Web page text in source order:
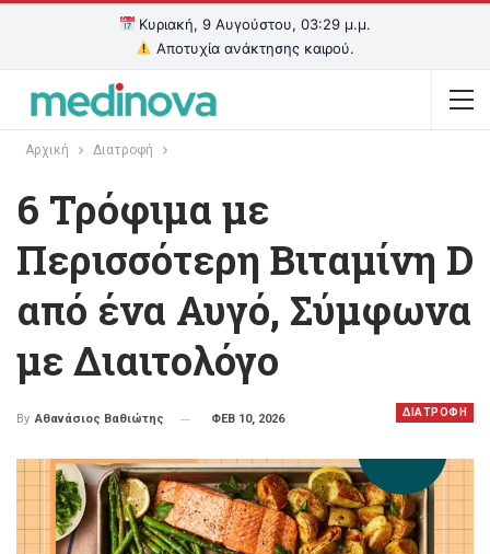
Κυριακή, 9 Αυγούστου, 03:29 μ.μ.
Αποτυχία ανάκτησης καιρού.
Αρχική Διατροφή
6 Τρόφιμα με
Περισσότερη Βιταμίνη D
από ένα Αυγό, Σύμφωνα
με Διαιτολόγο
ΔΙΑΤΡΟΦΗ
By Αθανάσιος Βαθιώτης ΦΕΒ 10, 2026